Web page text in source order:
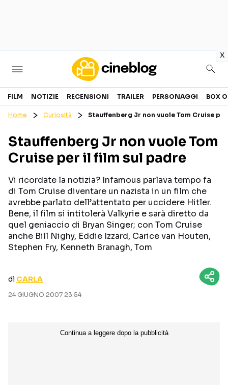
x
Cinema
GENERI
PERSONAGGI
CANALI STREAMING
Categorie
NOTIZIE
CURIOSITÀ
RECENSIONI
TRAILER
BOX OFFICE
Seguici sui social
FILM NOTIZIE RECENSIONI TRAILER PERSONAGGI BOX
Home Curiosità Stauffenberg Jr non vuole Tom Cruise
Stauffenberg Jr non vuole Tom
Cruise per il film sul padre
Vi ricordate la notizia? Infamous parlava tempo fa
di Tom Cruise diventare un nazista in un film che
avrebbe parlato dell’attentato per uccidere Hitler.
Bene, il film si intitolerà Valkyrie e sarà diretto da
quel geniaccio di Bryan Singer; con Tom Cruise
anche Bill Nighy, Eddie Izzard, Carice van Houten,
Stephen Fry, Kenneth Branagh, Tom
di CARLA
24 GIUGNO 2007 23:54